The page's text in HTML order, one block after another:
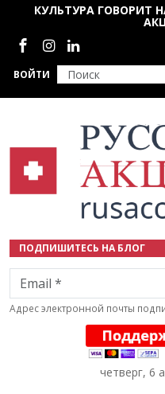
Перейти к основному
ВОЙТИ
КУЛЬТУРА ГОВОРИТ
Социальные сети
ПОДПИШИТЕСЬ НА БЛОГ
Email
Адрес электронной почты
четверг, 6